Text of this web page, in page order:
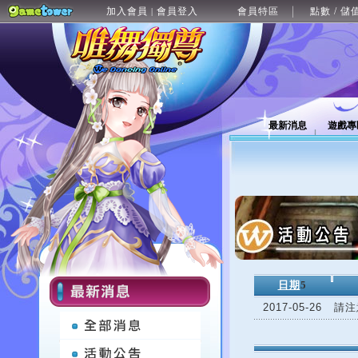
加入會員 | 會員登入 會員特區 點數 / 儲
最新消息 遊戲
日期 5
2017-05-26
請